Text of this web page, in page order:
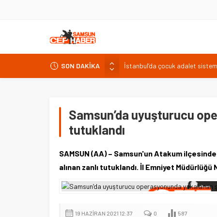
SON DAKİKA
İstanbul’da çocuk adalet
Uluslararası mezunlara ikamet
Elazığ’da su ürünleri zirvesi: 19
TÜRKAV Elazığ Şubesi yeni
Samsun’da uyuşturucu
tutuklandı
SAMSUN (AA) – Samsun'un Atakum
alınan zanlı tutuklandı. İl Emniyet
19 HAZIRAN 2021 12:37 0 587